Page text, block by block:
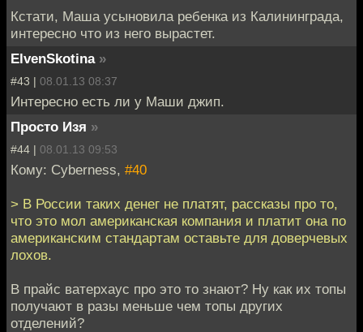
Кстати, Маша усыновила ребенка из Калининграда,
интересно что из него вырастет.
ElvenSkotina »
#43 | 08.01.13 08:37
Интересно есть ли у Маши джип.
Просто Изя »
#44 | 08.01.13 09:53
Кому: Cyberness, #40
> В России таких денег не платят, рассказы про то,
что это мол американская компания и платит она по
американским стандартам оставьте для доверчевых
лохов.
В прайс ватерхаус про это то знают? Ну как их топы
получают в разы меньше чем топы других
отделений?